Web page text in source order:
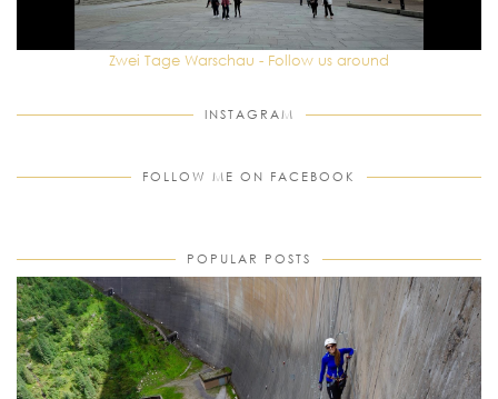
Zwei Tage Warschau - Follow us around
INSTAGRAM
FOLLOW ME ON FACEBOOK
POPULAR POSTS